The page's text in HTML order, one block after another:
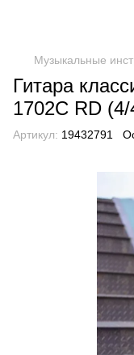
Музыкальные
Гитара
1702C RD (4/
Артикул: 19432791